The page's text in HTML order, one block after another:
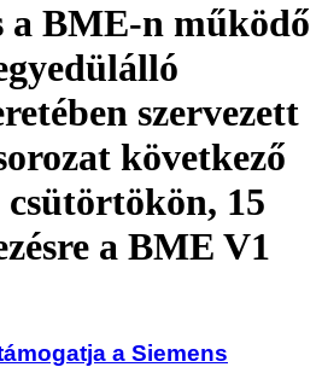
a BME-n működő
szervezett
következő
csütörtökön, 15
a BME V1
a Siemens